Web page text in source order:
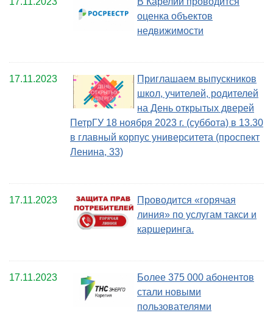
оценка объектов
недвижимости
17.11.2023
Приглашаем выпускников
школ, учителей, родителей
на День открытых дверей
ПетрГУ 18 ноября 2023 г. (суббота) в 13.30
в главный корпус университета (проспект
Ленина, 33)
17.11.2023
Проводится «горячая
линия» по услугам такси и
каршеринга.
17.11.2023
Более 375 000 абонентов
стали новыми
пользователями